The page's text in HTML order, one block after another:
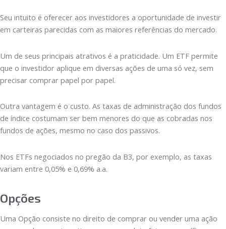
Seu intuito é oferecer aos investidores a oportunidade de investir
em carteiras parecidas com as maiores referências do mercado.
Um de seus principais atrativos é a praticidade. Um ETF permite
que o investidor aplique em diversas ações de uma só vez, sem
precisar comprar papel por papel.
Outra vantagem é o custo. As taxas de administração dos fundos
de índice costumam ser bem menores do que as cobradas nos
fundos de ações, mesmo no caso dos passivos.
Nos ETFs negociados no pregão da B3, por exemplo, as taxas
variam entre 0,05% e 0,69% a.a.
Opções
Uma Opção consiste no direito de comprar ou vender uma ação